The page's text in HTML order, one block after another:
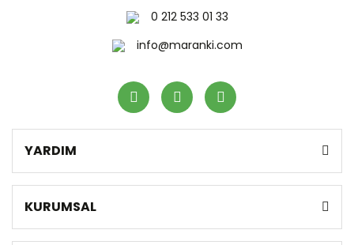
0 212 533 01 33
info@maranki.com
YARDIM
KURUMSAL